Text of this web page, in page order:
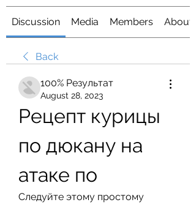
Discussion Media Members About
Back
100% Результат
August 28, 2023
Рецепт курицы
по дюкану на
атаке по
Следуйте этому простому